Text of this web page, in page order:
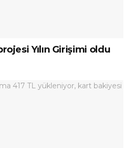
Yılın Girişimi oldu